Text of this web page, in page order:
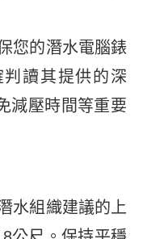
您的潛水電腦錶
讀其提供的深
減壓時間等重要
水組織建議的上